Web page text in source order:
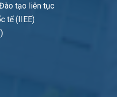
tạo liên tục
tế (IIEE)